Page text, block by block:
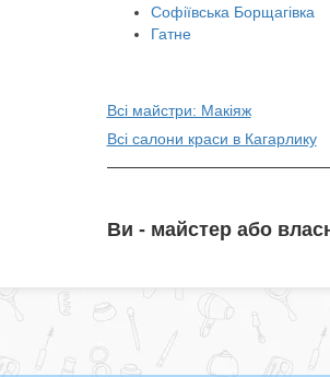
Софіївська Борщагівка
Гатне
Всі майстри: Макіяж
Всі салони краси в Кагарлику
Ви - майстер або